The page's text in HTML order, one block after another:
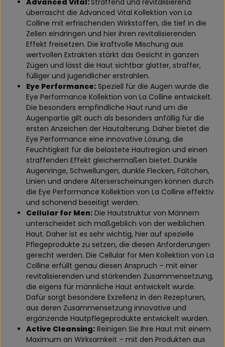
überrascht die Advanced Vital Kollektion von La
Colline mit erfrischenden Wirkstoffen, die tief in die
Zellen eindringen und hier ihren revitalisierenden
Effekt freisetzen. Die kraftvolle Mischung aus
wertvollen Extrakten stärkt das Gesicht in ganzen
Zügen und lässt die Haut sichtbar glatter, straffer,
fülliger und jugendlicher erstrahlen.
Eye Performance: Speziell für die Augen wurde die
Eye Performance Kollektion von La Colline entwickelt.
Die besonders empfindliche Haut rund um die
Augenpartie gilt auch als besonders anfällig für die
ersten Anzeichen der Hautalterung. Daher bietet die
Eye Performance eine innovative Lösung, die
Feuchtigkeit für die belastete Hautregion und einen
straffenden Effekt gleichermaßen bietet. Dunkle
Augenringe, Schwellungen, dunkle Flecken, Fältchen,
Linien und andere Alterserscheinungen können durch
die Eye Performance Kollektion von La Colline effektiv
und schonend beseitigt werden.
Cellular for Men: Die Hautstruktur von Männern
unterscheidet sich maßgeblich von der weiblichen
Haut. Daher ist es sehr wichtig, hier auf spezielle
Pflegeprodukte zu setzen, die diesen Anforderungen
gerecht werden. Die Cellular for Men Kollektion von La
Colline erfüllt genau diesen Anspruch – mit einer
revitalisierenden und stärkenden Zusammensetzung,
die eigens für männliche Haut entwickelt wurde.
Dafür sorgt besondere Exzellenz in den Rezepturen,
aus deren Zusammensetzung innovative und
ergänzende Hautpflegeprodukte entwickelt wurden.
Active Cleansing: Reinigen Sie Ihre Haut mit einem
Maximum an Wirksamkeit – mit den Produkten aus